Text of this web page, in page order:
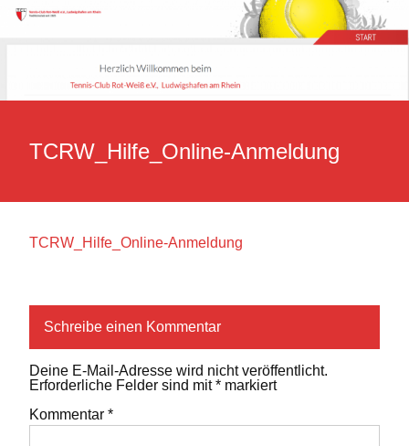
TCRW_Hilfe_Online-Anmeldung
TCRW_Hilfe_Online-Anmeldung
Schreibe einen Kommentar
Deine E-Mail-Adresse wird nicht veröffentlicht.
Erforderliche Felder sind mit* markiert
Kommentar *